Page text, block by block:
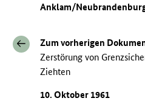
Anklam/
Zum vorherigen
Zerstörung von
Ziehten
10. Oktober 1961